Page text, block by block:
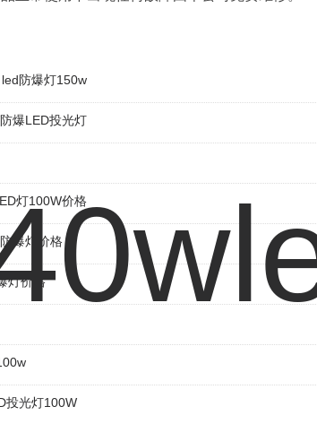
防爆灯150w
爆LED投光灯
灯100W价格
爆灯价格
灯价格
投光灯100W